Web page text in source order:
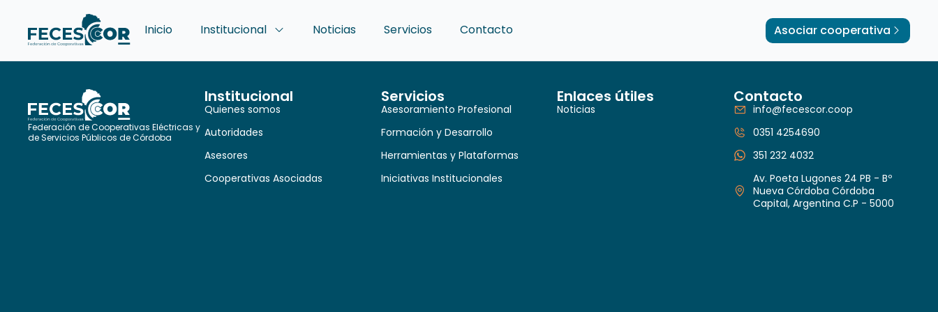
Inicio Institucional Noticias Servicios Contacto Asociar cooperativa
Federación de Cooperativas Eléctricas y
de Servicios Públicos de Córdoba
Institucional
Quienes somos
Autoridades
Asesores
Cooperativas Asociadas
Servicios
Asesoramiento Profesional
Formación y Desarrollo
Herramientas y Plataformas
Iniciativas Institucionales
Enlaces útiles
Noticias
Contacto
info@fecescor.coop
0351 4254690
351 232 4032
Av. Poeta Lugones 24 PB - Bº
Nueva Córdoba Córdoba
Capital, Argentina C.P - 5000